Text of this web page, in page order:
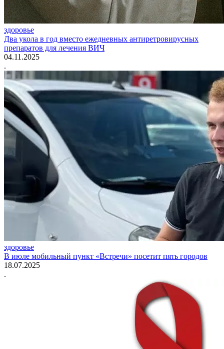
здоровье
Два укола в год вместо ежедневных антиретровирусных
препаратов для лечения ВИЧ
04.11.2025
.
здоровье
В июле мобильный пункт «Встречи» посетит пять городов
18.07.2025
.